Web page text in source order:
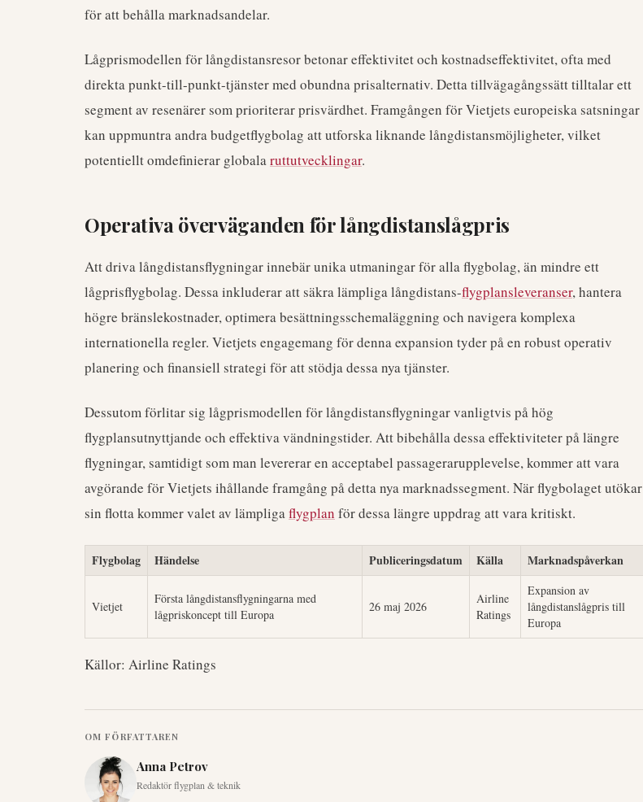
för att behålla marknadsandelar.
Lågprismodellen för långdistansresor betonar effektivitet och kostnadseffektivitet, ofta med
direkta punkt-till-punkt-tjänster med obundna prisalternativ. Detta tillvägagångssätt tilltalar ett
segment av resenärer som prioriterar prisvärdhet. Framgången för Vietjets europeiska satsningar
kan uppmuntra andra budgetflygbolag att utforska liknande långdistansmöjligheter, vilket
potentiellt omdefinierar globalaruttutvecklingar.
Operativa överväganden för långdistanslågpris
Att driva långdistansflygningar innebär unika utmaningar för alla flygbolag, än mindre ett
lågprisflygbolag. Dessa inkluderar att säkra lämpliga långdistans-flygplansleveranser, hantera
högre bränslekostnader, optimera besättningsschemaläggning och navigera komplexa
internationella regler. Vietjets engagemang för denna expansion tyder på en robust operativ
planering och finansiell strategi för att stödja dessa nya tjänster.
Dessutom förlitar sig lågprismodellen för långdistansflygningar vanligtvis på hög
flygplansutnyttjande och effektiva vändningstider. Att bibehålla dessa effektiviteter på längre
flygningar, samtidigt som man levererar en acceptabel passagerarupplevelse, kommer att vara
avgörande för Vietjets ihållande framgång på detta nya marknadssegment. När flygbolaget utökar
sin flotta kommer valet av lämpligaflygplan för dessa längre uppdrag att vara kritiskt.
Flygbolag Händelse Publiceringsdatum Källa Marknadspåverkan
Vietjet
Första långdistansflygningarna med
lågpriskoncept till Europa
26 maj 2026
Airline
Ratings
Expansion av
långdistanslågpris till
Europa
Källor: Airline Ratings
OM FÖRFATTAREN
Anna Petrov
Redaktör flygplan & teknik